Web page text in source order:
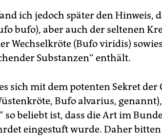
ich jedoch später den Hinweis,
bufo), aber auch der seltenen
Wechselkröte (Bufo viridis)
Substanzen“ enthält.
sich mit dem potenten Sekret der
Bufo alvarius,
so beliebt ist, dass die Art im
eingestuft wurde. Daher